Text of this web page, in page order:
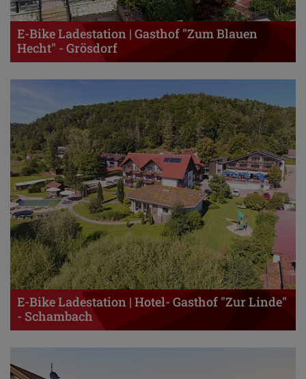
E-Bike Ladestation | Gasthof "Zum Blauen
Hecht" - Grösdorf
E-Bike Ladestation | Hotel- Gasthof "Zur Linde"
- Schambach